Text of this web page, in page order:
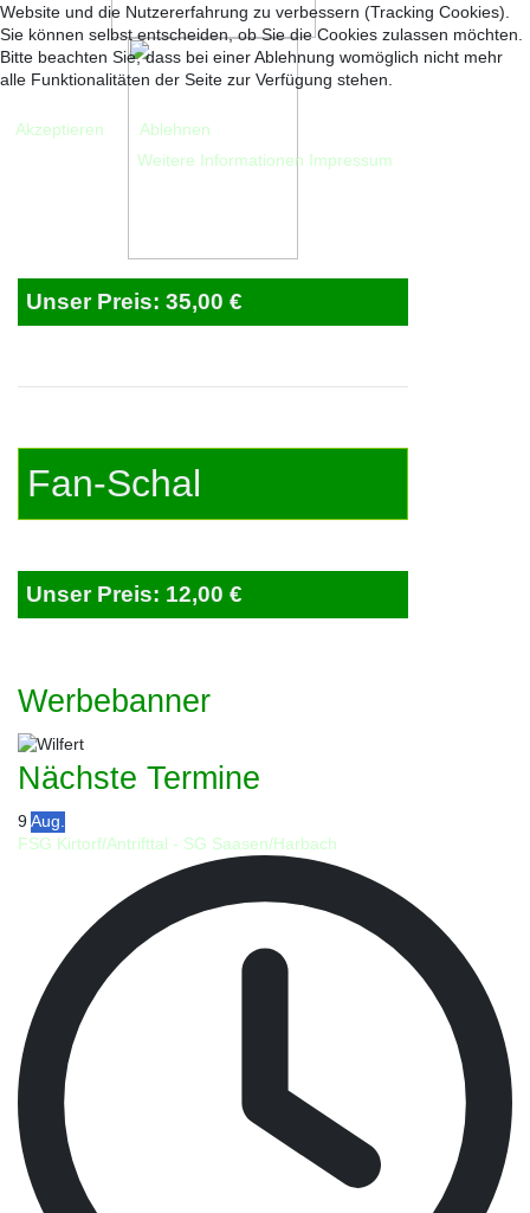
Unser Preis: 35,00 €
Fan-Schal
Unser Preis: 12,00 €
Werbebanner
Nächste Termine
9Aug.
FSG Kirtorf/Antrifttal - SG Saasen/Harbach
Website und die Nutzererfahrung zu verbessern (Tracking Cookies).
Sie können selbst entscheiden, ob Sie die Cookies zulassen möchten.
Bitte beachten Sie, dass bei einer Ablehnung womöglich nicht mehr
alle Funktionalitäten der Seite zur Verfügung stehen.
Akzeptieren
Ablehnen
Weitere Informationen Impressum